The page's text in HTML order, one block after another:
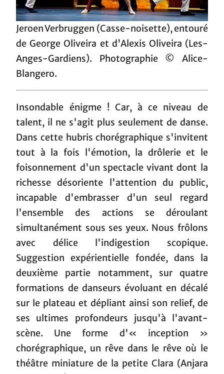
Jeroen Verbruggen (Casse-noisette), entouré
de George Oliveira et d'Alexis Oliveira (Les-
Anges-Gardiens). Photographie © Alice-
Blangero.
Insondable énigme ! Car, à ce niveau de
talent, il ne s'agit plus seulement de danse.
Dans cette hubris chorégraphique s'invitent
tout à la fois l'émotion, la drôlerie et le
foisonnement d'un spectacle vivant dont la
richesse désoriente l'attention du public,
incapable d'embrasser d'un seul regard
l'ensemble des actions se déroulant
simultanément sous ses yeux. Nous frôlons
avec délice l'indigestion scopique.
Suggestion expérientielle fondée, dans la
deuxième partie notamment, sur quatre
formations de danseurs évoluant en décalé
sur le plateau et dépliant ainsi son relief, de
ses ultimes profondeurs jusqu'à l'avant-
scène. Une forme d'« inception »
chorégraphique, un rêve dans le rêve où le
théâtre miniature de la petite Clara (Anjara